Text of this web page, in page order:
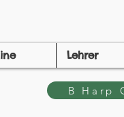
Lehrer
B Harp